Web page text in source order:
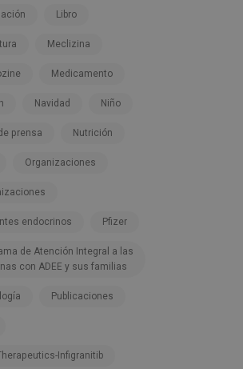
Libro
Meclizina
Medicamento
Navidad Niño
prensa Nutrición
Organizaciones
endocrinos Pfizer
de Atención Integral a las
con ADEE y sus familias
Publicaciones
Infigranitib